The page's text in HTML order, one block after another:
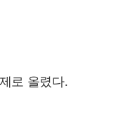
로 올렸다.